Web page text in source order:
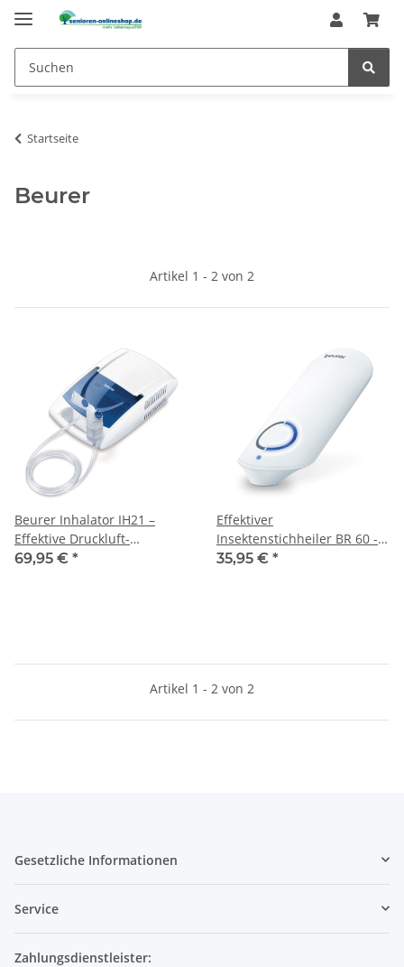
Startseite
Beurer
Artikel 1 - 2 von 2
Beurer Inhalator IH21 –
Effektive Druckluft-
Inhalation für obere &
69,95 € *
Effektiver
Insektenstichheiler BR 60 -
Chemiefreie Behandlung
35,95 € *
Artikel 1 - 2 von 2
Gesetzliche Informationen
Service
Zahlungsdienstleister: